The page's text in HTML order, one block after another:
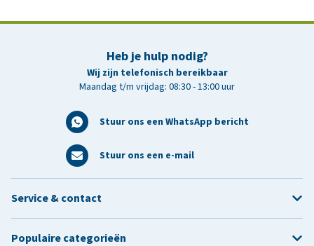
Heb je hulp nodig?
Wij zijn telefonisch bereikbaar
Maandag t/m vrijdag: 08:30 - 13:00 uur
Stuur ons een WhatsApp bericht
Stuur ons een e-mail
Service & contact
Populaire categorieën